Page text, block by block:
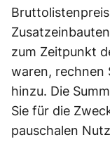
zum Zeitpunkt
waren, rechnen
hinzu. Die
Sie für die
pauschalen